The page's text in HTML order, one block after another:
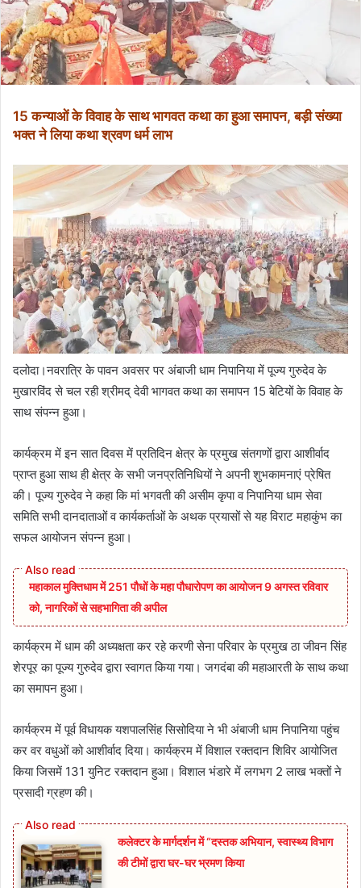
15 कन्याओं के विवाह के साथ भागवत कथा का हुआ समापन, बड़ी संख्या
भक्त ने लिया कथा श्रवण धर्म लाभ
दलोदा।नवरात्रि के पावन अवसर पर अंबाजी धाम निपानिया में पूज्य गुरुदेव के
मुखारविंद से चल रही श्रीमद् देवी भागवत कथा का समापन 15 बेटियों के विवाह के
साथ संपन्न हुआ।
कार्यक्रम में इन सात दिवस में प्रतिदिन क्षेत्र के प्रमुख संतगणों द्वारा आशीर्वाद
प्राप्त हुआ साथ ही क्षेत्र के सभी जनप्रतिनिधियों ने अपनी शुभकामनाएं प्रेषित
की। पूज्य गुरुदेव ने कहा कि मां भगवती की असीम कृपा व निपानिया धाम सेवा
समिति सभी दानदाताओं व कार्यकर्ताओं के अथक प्रयासों से यह विराट महाकुंभ का
सफल आयोजन संपन्न हुआ।
महाकाल मुक्तिधाम में 251 पौधों के महा पौधारोपण का आयोजन 9 अगस्त रविवार
को, नागरिकों से सहभागिता की अपील
कार्यक्रम में धाम की अध्यक्षता कर रहे करणी सेना परिवार के प्रमुख ठा जीवन सिंह
शेरपूर का पूज्य गुरुदेव द्वारा स्वागत किया गया। जगदंबा की महाआरती के साथ कथा
का समापन हुआ।
कार्यक्रम में पूर्व विधायक यशपालसिंह सिसोदिया ने भी अंबाजी धाम निपानिया पहुंच
कर वर वधुओं को आशीर्वाद दिया। कार्यक्रम में विशाल रक्तदान शिविर आयोजित
किया जिसमें 131 युनिट रक्तदान हुआ। विशाल भंडारे में लगभग 2 लाख भक्तों ने
प्रसादी ग्रहण की।
कलेक्टर के मार्गदर्शन में “दस्तक अभियान,‌ स्वास्थ्य विभाग
की टीमों द्वारा घर-घर भ्रमण किया